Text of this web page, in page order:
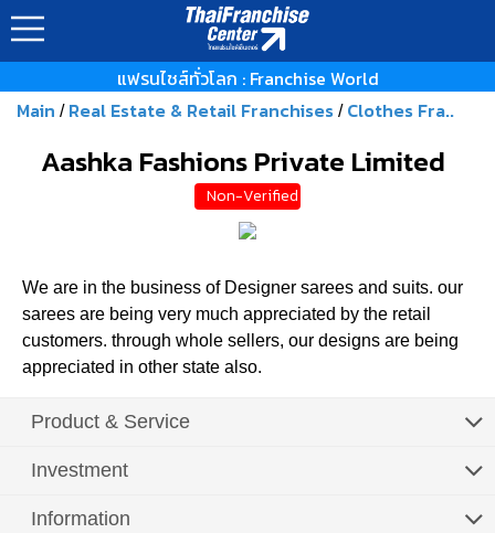
แฟรนไชส์ทั่วโลก : Franchise World
Main / Real Estate & Retail Franchises / Clothes Fra..
Aashka Fashions Private Limited
Non-Verified
We are in the business of Designer sarees and suits. our
sarees are being very much appreciated by the retail
customers. through whole sellers, our designs are being
appreciated in other state also.
Product & Service
Investment
Information